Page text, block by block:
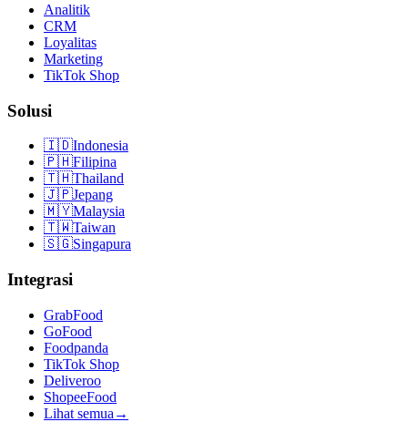
Analitik
CRM
Loyalitas
Marketing
TikTok Shop
Solusi
🇮🇩Indonesia
🇵🇭Filipina
🇹🇭Thailand
🇯🇵Jepang
🇲🇾Malaysia
🇹🇼Taiwan
🇸🇬Singapura
Integrasi
GrabFood
GoFood
Foodpanda
TikTok Shop
Deliveroo
ShopeeFood
Lihat semua →